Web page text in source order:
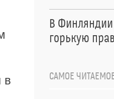
в
В
горькую
САМОЕ